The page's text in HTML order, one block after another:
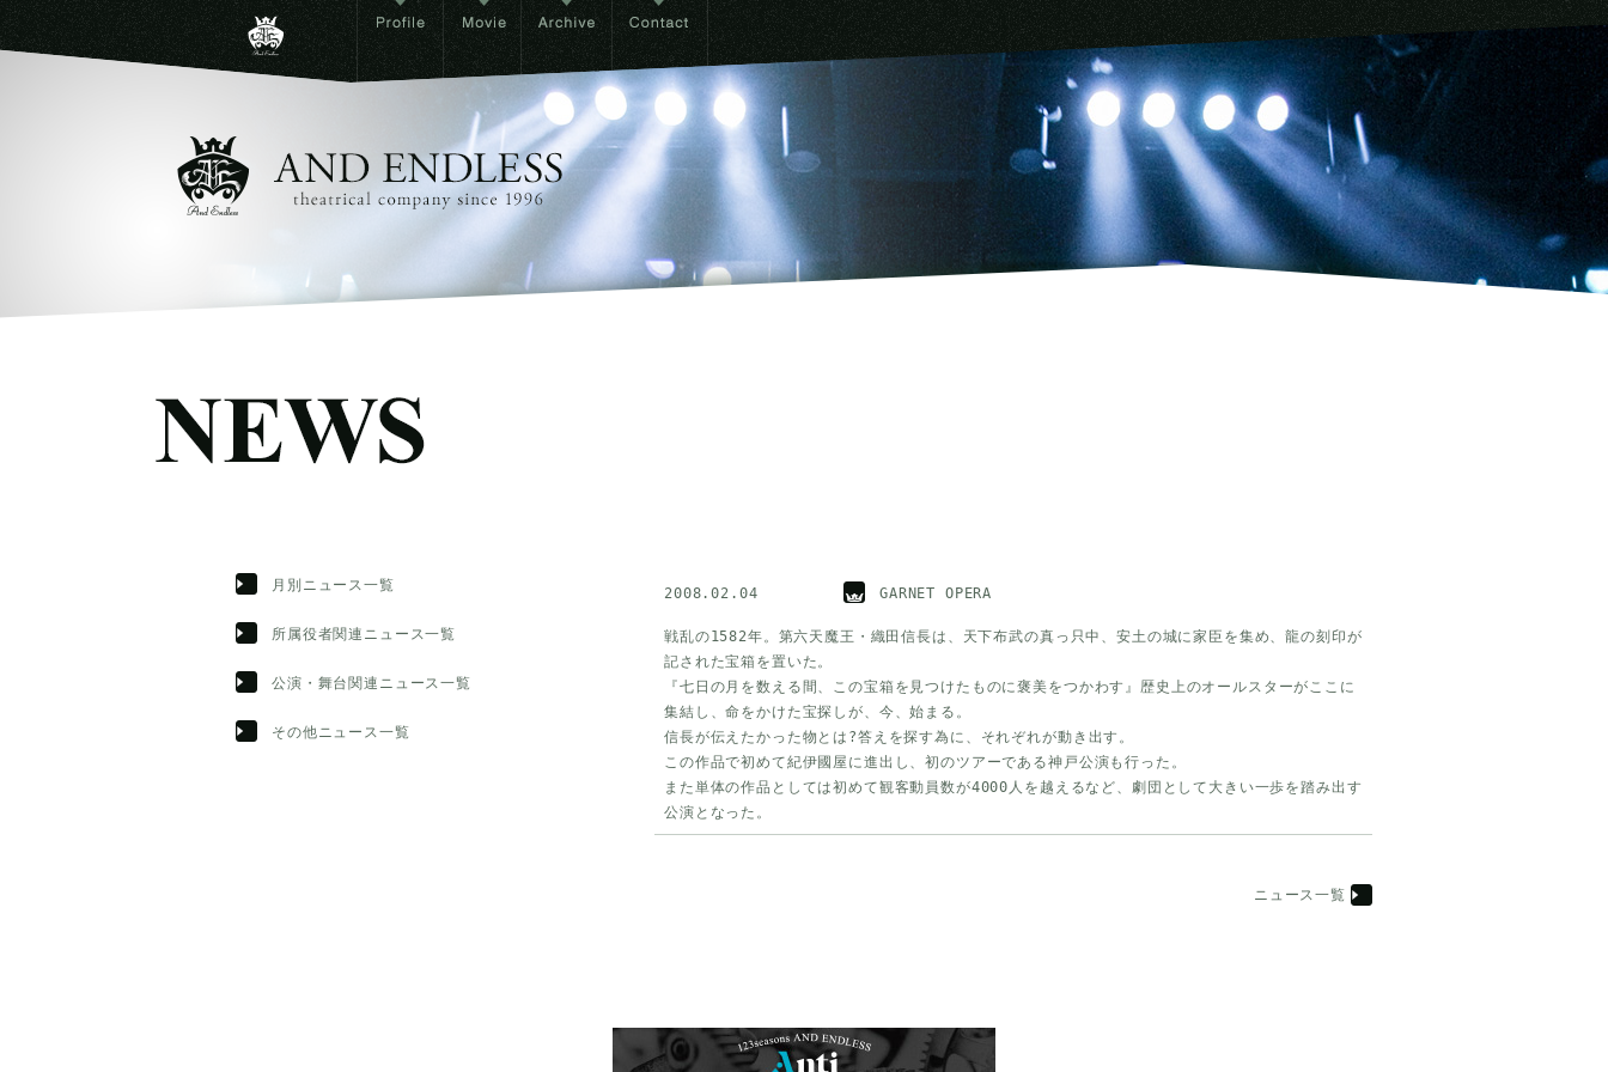
月別ニュース一覧
所属役者関連ニュース一覧
公演・舞台関連ニュース一覧
その他ニュース一覧
2008.02.04 GARNET OPERA
戦乱の1582年。第六天魔王・織田信長は、天下布武の真っ只中、安土の城に家臣を集め、龍の刻印が
記された宝箱を置いた。
『七日の月を数える間、この宝箱を見つけたものに褒美をつかわす』歴史上のオールスターがここに
集結し、命をかけた宝探しが、今、始まる。
信長が伝えたかった物とは?答えを探す為に、それぞれが動き出す。
この作品で初めて紀伊國屋に進出し、初のツアーである神戸公演も行った。
また単体の作品としては初めて観客動員数が4000人を越えるなど、劇団として大きい一歩を踏み出す
公演となった。
ニュース一覧